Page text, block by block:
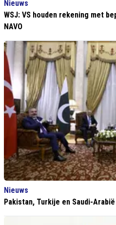
Nieuws
WSJ: VS houden rekening met
NAVO
Nieuws
Pakistan, Turkije en Saudi-